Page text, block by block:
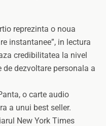
reprezinta o noua
instantanee”, in lectura
credibilitatea la nivel
dezvoltare personala a
o carte audio
a unui best seller.
New York Times